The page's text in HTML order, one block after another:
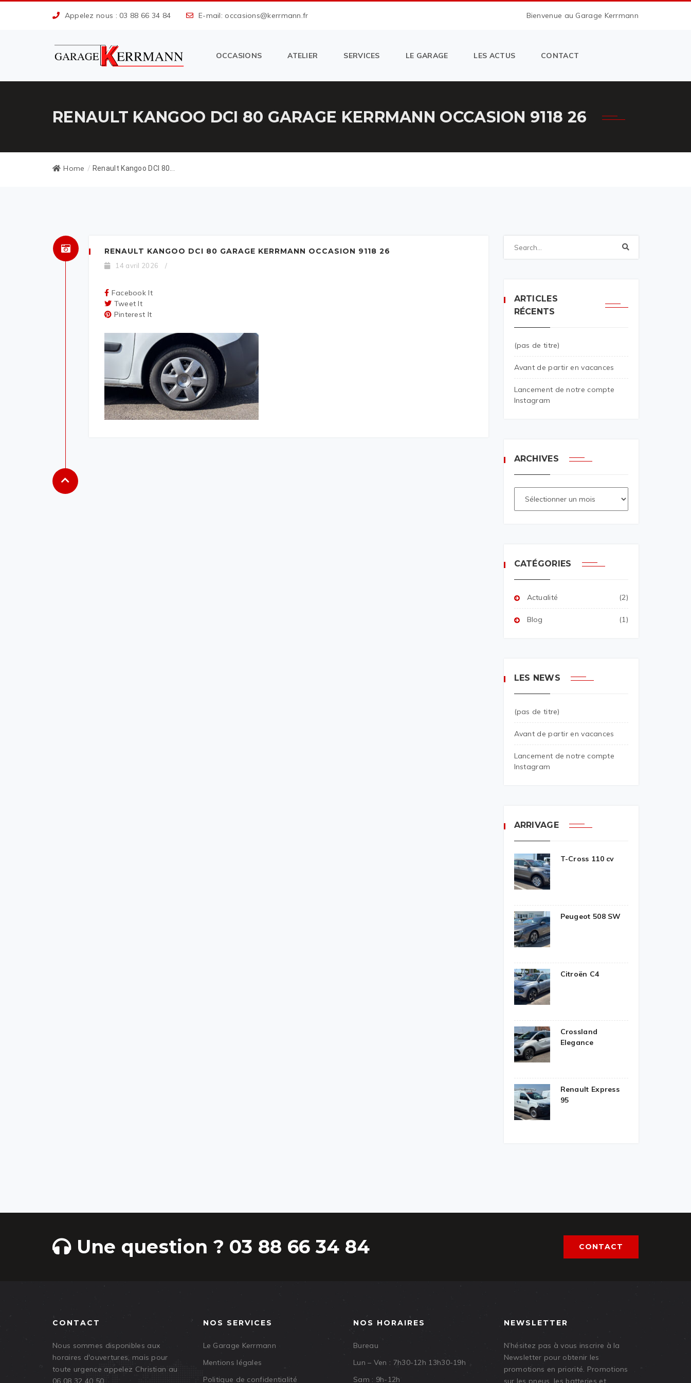
Appelez nous : 03 88 66 34 84 E-mail: occasions@kerrmann.fr Bienvenue au Garage Kerrmann
OCCASIONS ATELIER SERVICES LE GARAGE LES ACTUS CONTACT
RENAULT KANGOO DCI 80 GARAGE KERRMANN OCCASION 9118 26
Home / Renault Kangoo DCI 80...
RENAULT KANGOO DCI 80 GARAGE KERRMANN OCCASION 9118 26
14 avril 2026 /
Facebook It
Tweet It
Pinterest It
ARTICLES
RÉCENTS
(pas de titre)
Avant de partir en vacances
Lancement de notre compte
Instagram
ARCHIVES
CATÉGORIES
Actualité (2)
Blog (1)
LES NEWS
(pas de titre)
Avant de partir en vacances
Lancement de notre compte
Instagram
ARRIVAGE
T-Cross 110 cv
Peugeot 508 SW
Citroën C4
Crossland
Elegance
Renault Express
95
Une question ? 03 88 66 34 84 CONTACT
CONTACT
Nous sommes disponibles aux
horaires d'ouvertures, mais pour
toute urgence appelez Christian au
06 08 32 40 50
NOS SERVICES
Le Garage Kerrmann
Mentions légales
Politique de confidentialité
NOS HORAIRES
Bureau
Lun – Ven : 7h30-12h 13h30-19h
Sam : 9h-12h
NEWSLETTER
N’hésitez pas à vous inscrire à la
Newsletter pour obtenir les
promotions en priorité. Promotions
sur les pneus, les batteries et